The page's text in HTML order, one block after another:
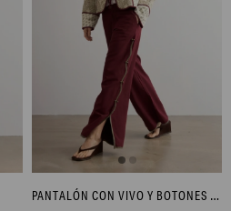
PANTALÓN CON VIVO Y BOTONES LATERALES - CIRUELA